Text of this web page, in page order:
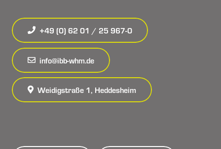
+49 (0) 62 01 / 25 967-0
info@ibb-whm.de
Weidigstraße 1, Heddesheim